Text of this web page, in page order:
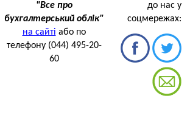
"Все про
бухгалтерський облік"
на сайті або по
телефону (044) 495-20-
60
до нас у
соцмережах: